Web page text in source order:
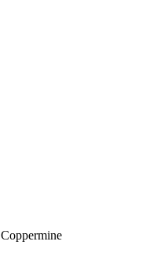
Coppermine